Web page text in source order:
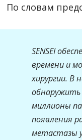
По словам
SENSEI
времени и
хирургии. В
обнаружить
миллионы
появления
метастазы